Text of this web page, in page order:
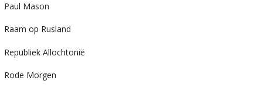
Paul Mason
Raam op Rusland
Republiek Allochtonië
Rode Morgen